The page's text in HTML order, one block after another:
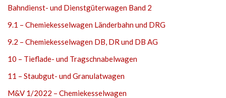
Bahndienst- und Dienstgüterwagen Band 2
9.1 – Chemiekesselwagen Länderbahn und DRG
9.2 – Chemiekesselwagen DB, DR und DB AG
10 – Tieflade- und Tragschnabelwagen
11 – Staubgut- und Granulatwagen
M&V 1/2022 – Chemiekesselwagen